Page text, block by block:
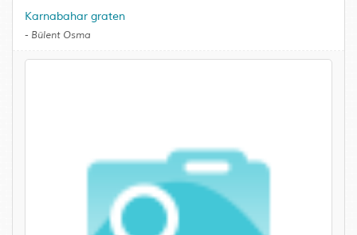
Karnabahar graten
- Bülent Osma